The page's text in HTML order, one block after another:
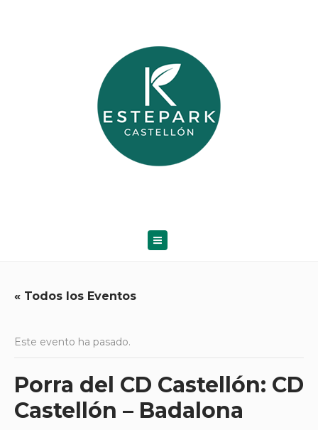
« Todos los Eventos
Este evento ha pasado.
Porra del CD Castellón: CD
Castellón – Badalona